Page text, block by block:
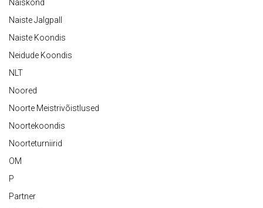
Naiskond
Naiste Jalgpall
Naiste Koondis
Neidude Koondis
NLT
Noored
Noorte Meistrivõistlused
Noortekoondis
Noorteturniirid
OM
P
Partner